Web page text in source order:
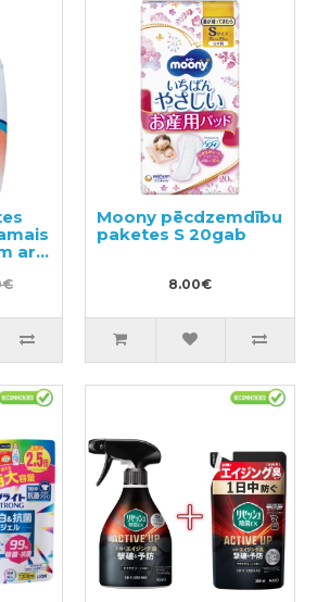
ar
Moony pēcdzemdību
paketes S 20gab
8.00€